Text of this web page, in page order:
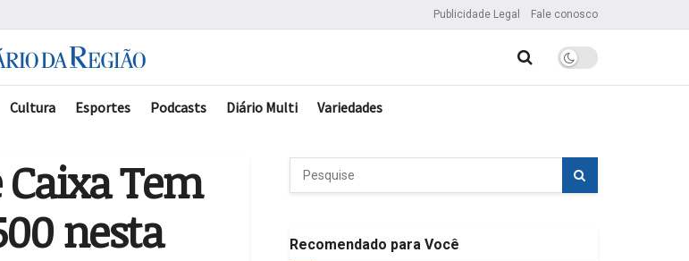
Publicidade Legal Fale conosco
Cultura Esportes Podcasts Diário Multi Variedades
Tem
nesta
Recomendado para Você